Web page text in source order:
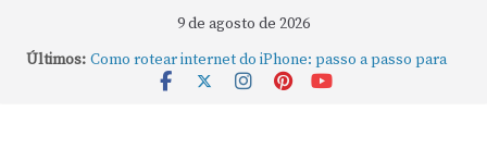
9 de agosto de 2026
Últimos: Como rotear internet do iPhone: passo a passo para
compartilhar a conexão